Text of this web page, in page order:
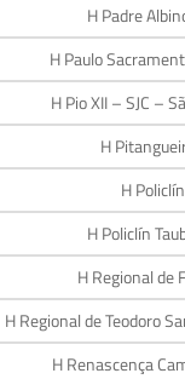
H Padre
H Paulo
H Pio XII – SJC –
H
H
H Policlín
H Regional de
H Regional de Teodoro
H Renascença